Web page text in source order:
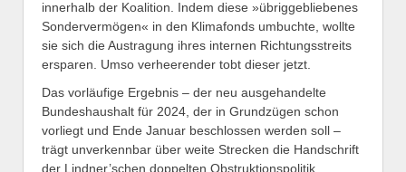
innerhalb der Koalition. Indem diese »übriggebliebenes
Sondervermögen« in den Klimafonds umbuchte, wollte
sie sich die Austragung ihres internen Richtungsstreits
ersparen. Umso verheerender tobt dieser jetzt.
Das vorläufige Ergebnis – der neu ausgehandelte
Bundeshaushalt für 2024, der in Grundzügen schon
vorliegt und Ende Januar beschlossen werden soll –
trägt unverkennbar über weite Strecken die Handschrift
der Lindner’schen doppelten Obstruktionspolitik.